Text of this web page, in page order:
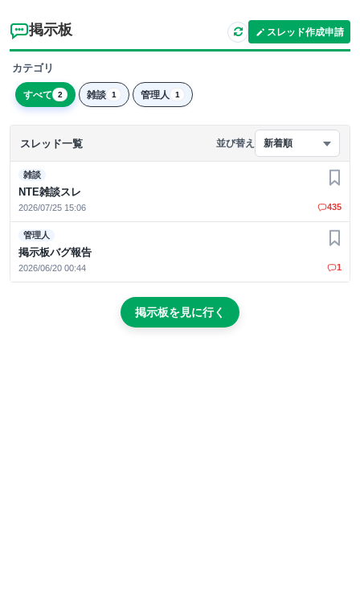
掲示板 スレッド作成申請
カテゴリ
すべて 2 雑談 1 管理人 1
スレッド一覧 並び替え 新着順
雑談
NTE雑談スレ
2026/07/25 15:06
お気
435
管理人
掲示板バグ報告
2026/06/20 00:44
お気
1
掲示板を見に行く